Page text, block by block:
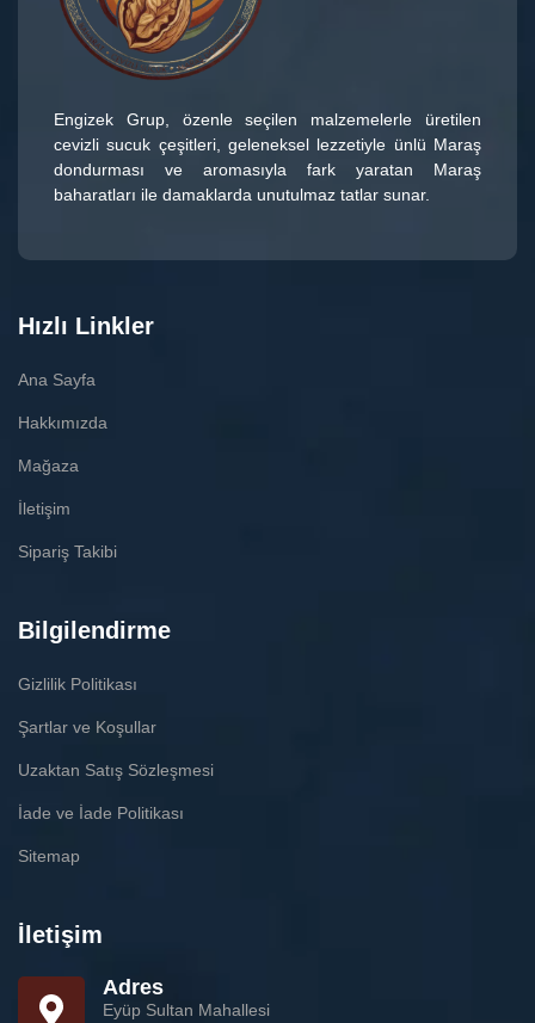
Engizek Grup, özenle seçilen malzemelerle üretilen
cevizli sucuk çeşitleri, geleneksel lezzetiyle ünlü Maraş
dondurması ve aromasıyla fark yaratan Maraş
baharatları ile damaklarda unutulmaz tatlar sunar.
Hızlı Linkler
Ana Sayfa
Hakkımızda
Mağaza
İletişim
Sipariş Takibi
Bilgilendirme
Gizlilik Politikası
Şartlar ve Koşullar
Uzaktan Satış Sözleşmesi
İade ve İade Politikası
Sitemap
İletişim
Adres
Eyüp Sultan Mahallesi